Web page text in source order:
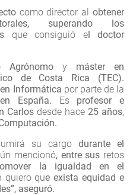
como director al obtener
superando los
que consiguió el doctor
Agrónomo y
máster en
de Costa Rica (TEC).
Informática por parte de la
España. Es profesor e
Carlos desde hace 25 años,
.
su cargo durante el
mencionó, entre sus retos
la igualdad en el
quiero queexista equidad e
”, aseguró.